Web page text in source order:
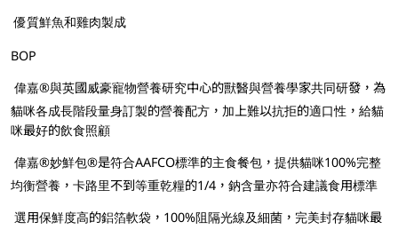
 優質鮮魚和雞肉製成
BOP
 偉嘉®與英國威豪寵物營養研究中心的獸醫與營養學家共同研發，為
貓咪各成長階段量身訂製的營養配方，加上難以抗拒的適口性，給貓
咪最好的飲食照顧
 偉嘉®妙鮮包®是符合AAFCO標準的主食餐包，提供貓咪100%完整
均衡營養，卡路里不到等重乾糧的1/4，鈉含量亦符合建議食用標準
 選用保鮮度高的鋁箔軟袋，100%阻隔光線及細菌，完美封存貓咪最